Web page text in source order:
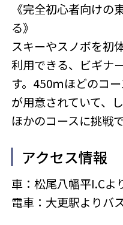
《完全初心者向けの
る》
スキーやスノボを初
利用できる、ビギナ
す。450ｍほどのコ
が用意されていて、
ほかのコースに挑戦
アクセス情報
車：松尾八幡平I.Cよ
電車：大更駅よりバ